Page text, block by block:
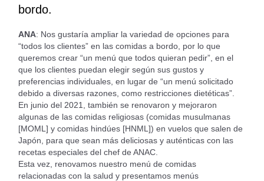
bordo.
ANA: Nos gustaría ampliar la variedad de opciones para
“todos los clientes” en las comidas a bordo, por lo que
queremos crear “un menú que todos quieran pedir”, en el
que los clientes puedan elegir según sus gustos y
preferencias individuales, en lugar de “un menú solicitado
debido a diversas razones, como restricciones dietéticas”.
En junio del 2021, también se renovaron y mejoraron
algunas de las comidas religiosas (comidas musulmanas
[MOML] y comidas hindúes [HNML]) en vuelos que salen de
Japón, para que sean más deliciosas y auténticas con las
recetas especiales del chef de ANAC.
Esta vez, renovamos nuestro menú de comidas
relacionadas con la salud y presentamos menús